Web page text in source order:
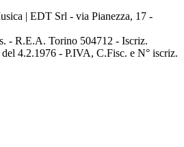
| EDT Srl - via Pianezza, 17 -
- R.E.A. Torino 504712 - Iscriz.
4.2.1976 - P.IVA, C.Fisc. e N° iscriz.